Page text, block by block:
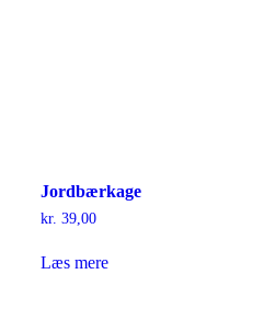
Jordbærkage
kr. 39,00
Læs mere